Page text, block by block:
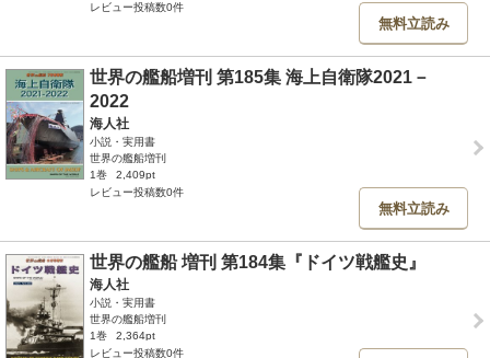
レビュー投稿数0件
無料立読み
世界の艦船増刊 第185集 海上自衛隊2021－
2022
海人社
小説・実用書
世界の艦船増刊
1巻
2,409pt
レビュー投稿数0件
無料立読み
世界の艦船 増刊 第184集『ドイツ戦艦史』
海人社
小説・実用書
世界の艦船増刊
1巻
2,364pt
レビュー投稿数0件